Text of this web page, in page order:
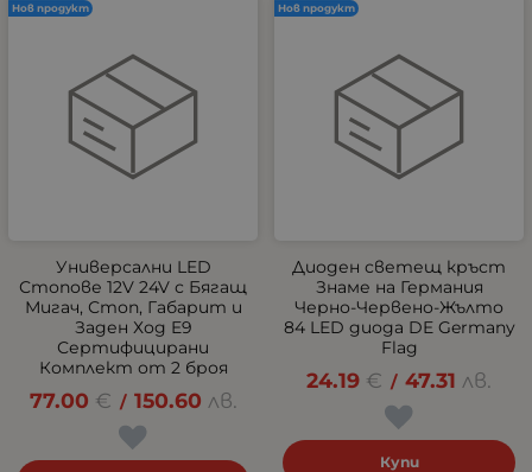
Универсални LED
Стопове 12V 24V с Бягащ
Мигач, Стоп, Габарит и
Заден Ход E9
Сертифицирани
Комплект от 2 броя
77.00 € / 150.60 лв.
Нов продукт
Диоден светещ кръст
Знаме на Германия
Черно-Червено-Жълто
84 LED диода DE Germany
Flag
24.19 € / 47.31 лв.
Купи
Нов продукт